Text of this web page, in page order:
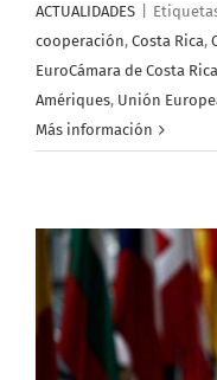
ACTUALIDADES
cooperación, Costa Rica,
EuroCámara de Costa Rica
Amériques, Unión
Más información